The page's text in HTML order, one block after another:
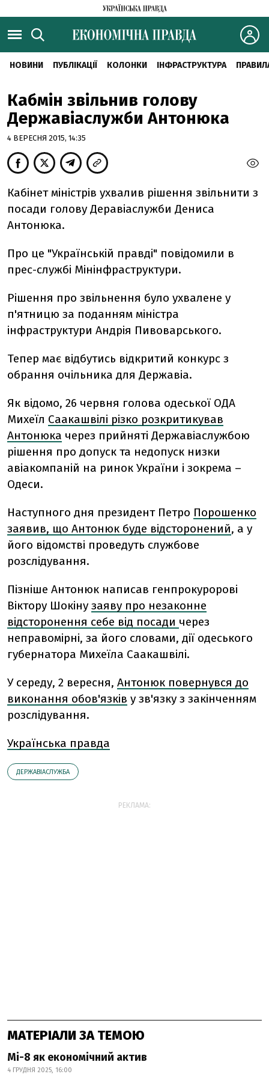
НОВИНИ ПУБЛІКАЦІЇ КОЛОНКИ ІНФРАСТРУКТУРА
Кабмін звільнив голову
Державіаслужби Антонюка
4 ВЕРЕСНЯ 2015, 14:35
Кабінет міністрів ухвалив рішення звільнити з
посади голову Деравіаслужби Дениса
Антонюка.
Про це "Українській правді" повідомили в
прес-службі Мінінфраструктури.
Рішення про звільнення було ухвалене у
п'ятницю за поданням міністра
інфраструктури Андрія Пивоварського.
Тепер має відбутись відкритий конкурс з
обрання очільника для Державіа.
Як відомо, 26 червня голова одеської ОДА
Михеїл Саакашвілі різко розкритикував
Антонюка через прийняті Державіаслужбою
рішення про допуск та недопуск низки
авіакомпаній на ринок України і зокрема –
Одеси.
Наступного дня президент Петро Порошенко
заявив, що Антонюк буде відсторонений, а у
його відомстві проведуть службове
розслідування.
Пізніше Антонюк написав генпрокуророві
Віктору Шокіну заяву про незаконне
відсторонення себе від посади через
неправомірні, за його словами, дії одеського
губернатора Михеїла Саакашвілі.
У середу, 2 вересня, Антонюк повернувся до
виконання обов'язків у зв'язку з закінченням
розслідування.
Українська правда
ДЕРЖАВІАСЛУЖБА
РЕКЛАМА:
МАТЕРІАЛИ ЗА ТЕМОЮ
Мі-8 як економічний актив
4 ГРУДНЯ 2025, 16:00